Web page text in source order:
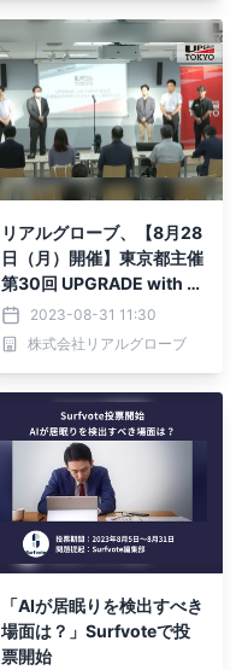
リアルグローブ、【8月28
日（月）開催】東京都主催
第30回 UPGRADE with T
OKYO「水道施設の管理に
おけるドローン技術の活
用」の決勝戦に出場しまし
2023-08-31 11:30
株式会社リアルグローブ
「AIが居眠りを検出すべき
場面は？」Surfvoteで投
票開始